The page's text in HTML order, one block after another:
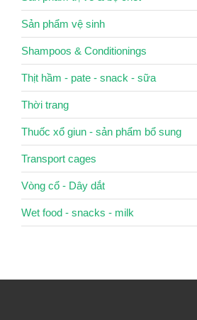
Sản phẩm vệ sinh
Shampoos & Conditionings
Thịt hầm - pate - snack - sữa
Thời trang
Thuốc xổ giun - sản phẩm bổ sung
Transport cages
Vòng cổ - Dây dắt
Wet food - snacks - milk